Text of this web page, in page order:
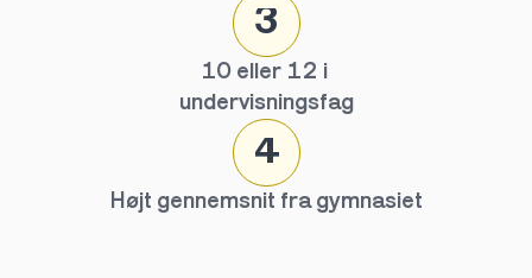
3
10 eller 12 i
undervisningsfag
4
Højt gennemsnit fra gymnasiet